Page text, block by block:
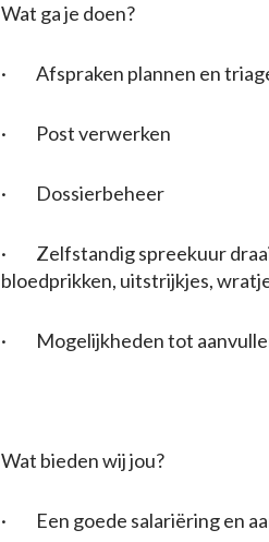
Wat ga je doen?
· Afspraken plannen en
· Post verwerken
· Dossierbeheer
· Zelfstandig spreekuur
bloedprikken, uitstrijkjes,
· Mogelijkheden tot
Wat bieden wij jou?
· Een goede salariëring en